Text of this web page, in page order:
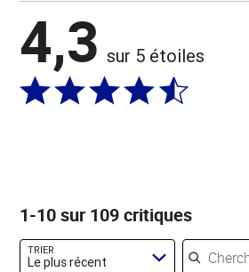
4,3 sur 5 étoiles
1-10 sur 109 critiques
TRIER
Le plus récent
Chercher